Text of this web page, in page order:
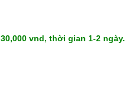
vnd, thời gian 1-2 ngày.